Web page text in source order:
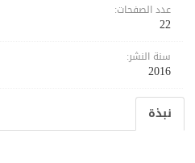
عدد الصفحات:
22
سنة النشر:
2016
نبذة